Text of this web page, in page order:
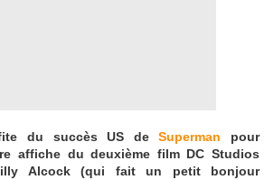
du succès US deSuperman pour
affiche du deuxième film DC Studios
Alcock (qui fait un petit bonjour